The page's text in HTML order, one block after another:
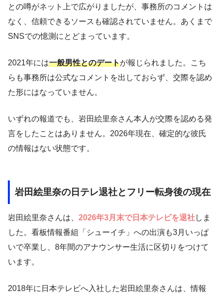
との噂がネット上で広がりましたが、事務所のコメントは
なく、信頼できるソースも確認されていません。あくまで
SNSでの憶測にとどまっています。
2021年には一般男性とのデートが報じられました。こち
らも事務所は公式なコメントを出しておらず、交際を認め
た形にはなっていません。
いずれの報道でも、岩田絵里奈さん本人が交際を認める発
言をしたことはありません。2026年現在、確定的な彼氏
の情報はない状態です。
岩田絵里奈の日テレ退社とフリー転身後の現在
岩田絵里奈さんは、 2026年3月末で日本テレビを退社しま
した。看板情報番組「シューイチ」への出演も3月いっぱ
いで卒業し、8年間のアナウンサー生活に区切りをつけて
います。
2018年に日本テレビへ入社した岩田絵里奈さんは、情報